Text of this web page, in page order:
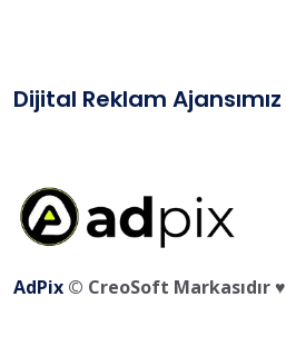
Dijital Reklam Ajansımız
AdPix © CreoSoft Markasıdır ♥️